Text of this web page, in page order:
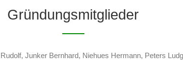
Gründungsmitglieder
Junker Bernhard, Niehues Hermann, Peters